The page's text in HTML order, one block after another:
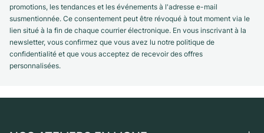
promotions, les tendances et les événements à l'adresse e-mail
susmentionnée. Ce consentement peut être révoqué à tout moment via le
lien situé à la fin de chaque courrier électronique. En vous inscrivant à la
newsletter, vous confirmez que vous avez lu notre politique de
confidentialité et que vous acceptez de recevoir des offres
personnalisées.